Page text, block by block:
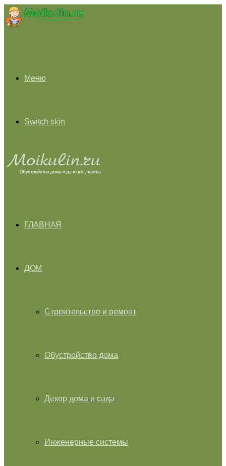
Меню
Switch skin
ГЛАВНАЯ
ДОМ
Строительство и ремонт
Обустройство дома
Декор дома и сада
Инженерные системы